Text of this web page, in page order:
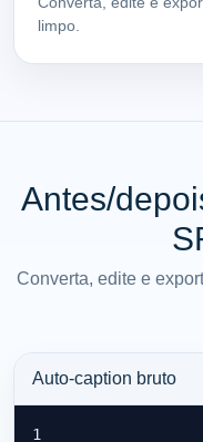
limpo.
Antes/
Converta, edite e
Auto-caption bruto
1